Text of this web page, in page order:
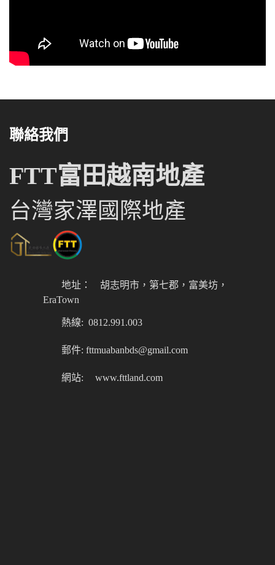
聯絡我們
FTT富田越南地產
台灣家澤國際地產
地址：
胡志明市，第七郡，富美坊，
EraTown
熱線: 0812.991.003
郵件: fttmuabanbds@gmail.com
網站: www.fttland.com